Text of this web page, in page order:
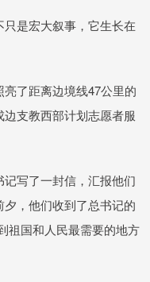
是宏大叙事，它生长在
了距离边境线47公里的
支教西部计划志愿者服
写了一封信，汇报他们
，他们收到了总书记的
祖国和人民最需要的地方